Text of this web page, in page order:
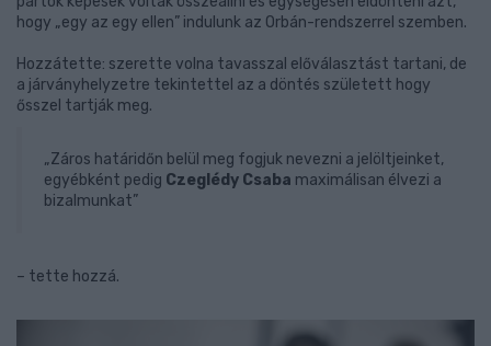
hogy „egy az egy ellen” indulunk az Orbán-rendszerrel szemben.
Hozzátette: szerette volna tavasszal előválasztást tartani, de
a járványhelyzetre tekintettel az a döntés született hogy
ősszel tartják meg.
„Záros határidőn belül meg fogjuk nevezni a jelöltjeinket,
egyébként pedig Czeglédy Csaba maximálisan élvezi a
bizalmunkat”
– tette hozzá.